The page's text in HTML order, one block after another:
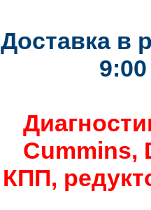
Доставка в
Cummins,
КПП,